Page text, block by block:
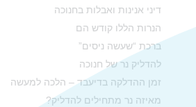
דיני אנינות ואבלות בחנוכה
הנרות הללו קודש הם
ברכת “שעשה ניסים”
להדליק נר של חנוכה
זמן ההדלקה בדיעבד – הלכה למעשה
מאיזה נר מתחילים להדליק?